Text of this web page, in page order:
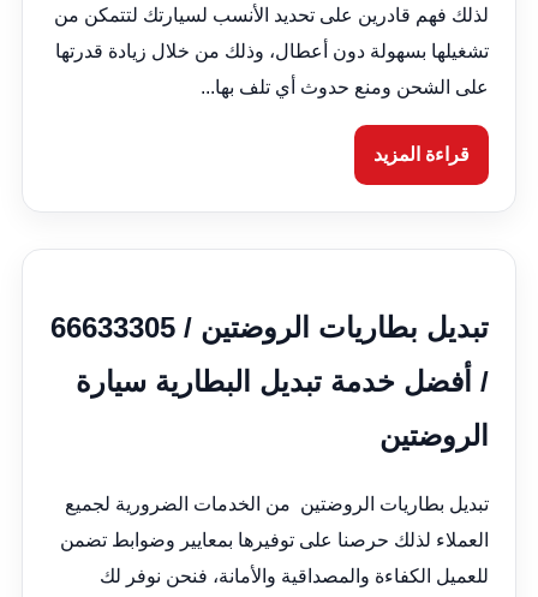
لذلك فهم قادرين على تحديد الأنسب لسيارتك لتتمكن من
تشغيلها بسهولة دون أعطال، وذلك من خلال زيادة قدرتها
على الشحن ومنع حدوث أي تلف بها...
قراءة المزيد
تبديل بطاريات الروضتين / 66633305
/ أفضل خدمة تبديل البطارية سيارة
الروضتين
تبديل بطاريات الروضتين من الخدمات الضرورية لجميع
العملاء لذلك حرصنا على توفيرها بمعايير وضوابط تضمن
للعميل الكفاءة والمصداقية والأمانة، فنحن نوفر لك